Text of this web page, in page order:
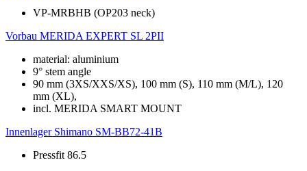
VP-MRBHB (OP203 neck)
Vorbau MERIDA EXPERT SL 2PII
material: aluminium
9° stem angle
90 mm (3XS/XXS/XS), 100 mm (S), 110 mm (M/L), 120
mm (XL),
incl. MERIDA SMART MOUNT
Innenlager Shimano SM-BB72-41B
Pressfit 86.5